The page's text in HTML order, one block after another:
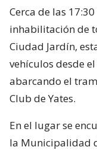
Cerca de las
inhabilitación de
Ciudad Jardín,
vehículos desde
abarcando el
Club de Yates.
En el lugar se
la Municipalidad